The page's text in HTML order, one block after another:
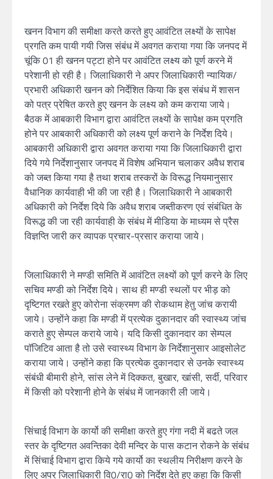
खनन विभाग की समीक्षा करते करते हुए आवंटित लक्ष्यों के सापेक्ष
प्रगति कम पायी गयी जिस संबंध में अवगत कराया गया कि जनपद में
चूंकि 01 ही खनन पट्टा होने पर आवंटित लक्ष्य को पूर्ण करने में
परेशानी हो रही है। जिलाधिकारी ने अपर जिलाधिकारी न्यायिक/
प्रभारी अधिकारी खनन को निर्देशित किया कि इस संबंध में शासन
को पत्र प्रेषित करते हुए खनन के लक्ष्य को कम कराया जाये।
बैठक में आबकारी विभाग द्वारा आवंटित लक्ष्यों के सापेक्ष कम प्रगति
होने पर आबकारी अधिकारी को लक्ष्य पूर्ण कराने के निर्देश दिये।
आबकारी अधिकारी द्वारा अवगत कराया गया कि जिलाधिकारी द्वारा
दिये गये निर्देशानुसार जनपद में विशेष अभियान चलाकर अवैध शराब
को जब्त किया गया है तथा शराब तस्करों के विरूद्ध नियमानुसार
वैधानिक कार्यवाही भी की जा रही है। जिलाधिकारी ने आबकारी
अधिकारी को निर्देश दिये कि अवैध शराब जब्तीकरण एवं संबंधित के
विरूद्ध की जा रही कार्यवाही के संबंध में मीडिया के माध्यम से प्रैस
विज्ञप्ति जारी कर व्यापक प्रचार-प्रसार कराया जाये।
जिलाधिकारी ने मण्डी समिति में आवंटित लक्ष्यों को पूर्ण करने के लिए
सचिव मण्डी को निर्देश दिये। साथ ही मण्डी स्थलों पर भीड़ को
दृष्टिगत रखते हुए कोरोना संक्रमण की रोकथाम हेतु जांच करायी
जाये। उन्होंने कहा कि मण्डी में प्रत्येक दुकानदार की स्वास्थ्य जांच
कराते हुए सेम्पल कराये जाये। यदि किसी दुकानदार का सेम्पल
पाॅजिटिव आता है तो उसे स्वास्थ्य विभाग के निर्देशानुसार आइसोलेट
कराया जाये। उन्होंने कहा कि प्रत्येक दुकानदार से उनके स्वास्थ्य
संबंधी बीमारी होने, सांस लेने में दिक्कत, बुखार, खांसी, सर्दी, परिवार
में किसी को परेशानी होने के संबंध में जानकारी ली जाये।
सिंचाई विभाग के कार्यो की समीक्षा करते हुए गंगा नदी में बढते जल
स्तर के दृष्टिगत अवन्तिका देवी मन्दिर के पास कटान रोकने के संबंध
में सिंचाई विभाग द्वारा किये गये कार्यो का स्थलीय निरीक्षण करने के
लिए अपर जिलाधिकारी वि0/रा0 को निर्देश देते हुए कहा कि किसी